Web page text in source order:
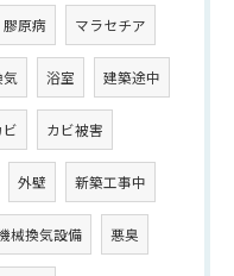
膠原病 マラセチア
気 浴室 建築途中
カビ被害
外壁 新築工事中
械換気設備 悪臭